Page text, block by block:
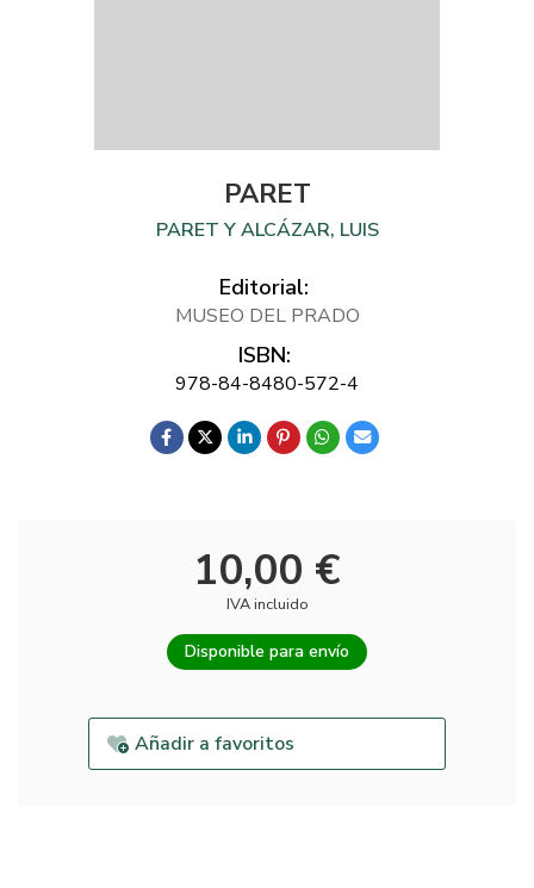
PARET
PARET Y ALCÁZAR, LUIS
Editorial:
MUSEO DEL PRADO
ISBN:
978-84-8480-572-4
10,00 €
IVA incluido
Disponible para envío
Añadir a favoritos